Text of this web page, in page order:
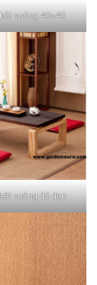
vuông 40×40
vuông đỏ đẹp